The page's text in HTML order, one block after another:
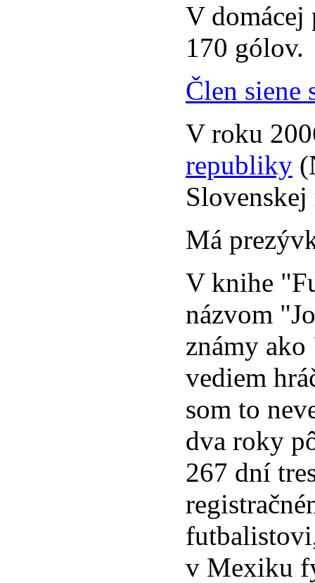
V
170 gólov.
Člen siene
V roku
republiky
Má
V knihe
názvom
známy
vediem
som to
dva roky
267 dní
v Mexiku